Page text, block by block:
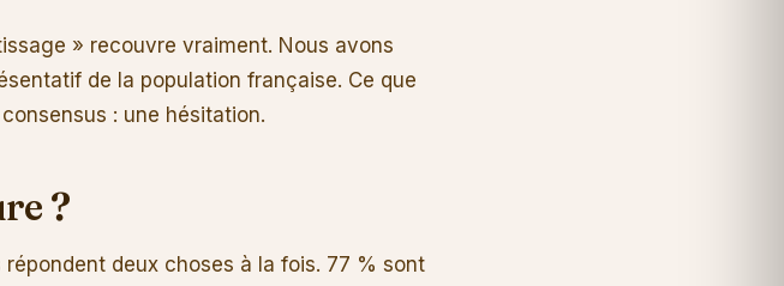
» recouvre vraiment. Nous avons
de la population française. Ce que
: une hésitation.
?
deux choses à la fois. 77 % sont